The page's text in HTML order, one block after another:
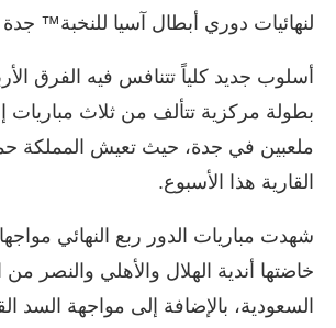
لنهائيات دوري أبطال آسيا للنخبة™ جدة 2025
أسلوب جديد كلياً تتنافس فيه الفرق
بطولة مركزية تتألف من ثلاث مباريات
ملعبين في جدة، حيث تعيش المملكة
القارية هذا الأسبوع.
شهدت مباريات الدور ربع النهائي
خاضتها أندية الهلال والأهلي والنصر من
السعودية، بالإضافة إلى مواجهة السد